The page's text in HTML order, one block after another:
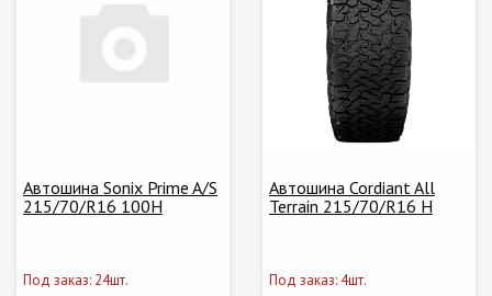
Автошина Sonix Prime A/S
215/70/R16 100H
Под заказ: 24шт.
Автошина Cordiant All
Terrain 215/70/R16 H
Под заказ: 4шт.